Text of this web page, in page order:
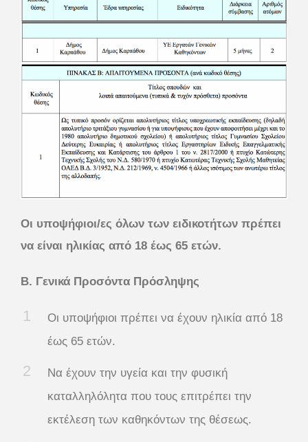
Οι υποψήφιοι/ες όλων των ειδικοτήτων πρέπει
να είναι ηλικίας από 18 έως 65 ετών.
Β. Γενικά Προσόντα Πρόσληψης
Οι υποψήφιοι πρέπει να έχουν ηλικία από 18
έως 65 ετών.
Να έχουν την υγεία και την φυσική
καταλληλόλητα που τους επιτρέπει την
εκτέλεση των καθηκόντων της θέσεως.